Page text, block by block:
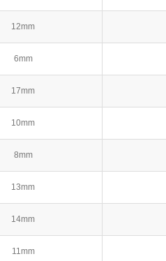
12mm
6mm
17mm
10mm
8mm
13mm
14mm
11mm